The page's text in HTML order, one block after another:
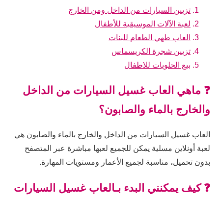
تزيين السيارات من الداخل ومن الخارج
لعبة الآلات الموسيقية للأطفال
العاب طهي الطعام للبنات
تزيين شجرة الكريسماس
بيع الحلويات للاطفال
❓ ماهي العاب غسيل السيارات من الداخل
والخارج بالماء والصابون؟
العاب غسيل السيارات من الداخل والخارج بالماء والصابون هي
لعبة أونلاين مسلية يمكن للجميع لعبها مباشرة عبر المتصفح
بدون تحميل، مناسبة لجميع الأعمار ومستويات المهارة.
❓ كيف يمكنني البدء بـالعاب غسيل السيارات